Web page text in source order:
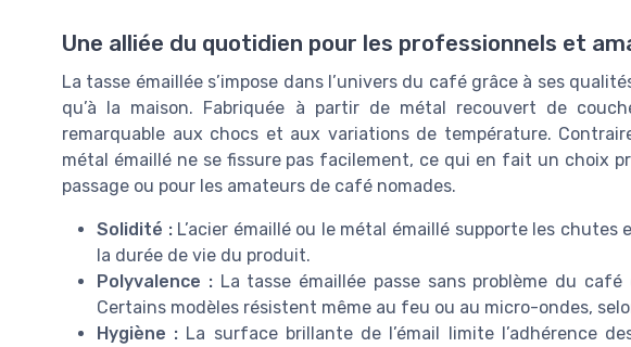
Une alliée du quotidien pour les professionnels et
La tasse émaillée s’impose dans l’univers du café grâce à ses
qu’à la maison. Fabriquée à partir de métal recouvert de
remarquable aux chocs et aux variations de température.
métal émaillé ne se fissure pas facilement, ce qui en fait un choix
passage ou pour les amateurs de café nomades.
Solidité :L’acier émaillé ou le métal émaillé supporte les
la durée de vie du produit.
Polyvalence :La tasse émaillée passe sans problème du
Certains modèles résistent même au feu ou au micro-ondes,
Hygiène : La surface brillante de l’émail limite l’adhérence